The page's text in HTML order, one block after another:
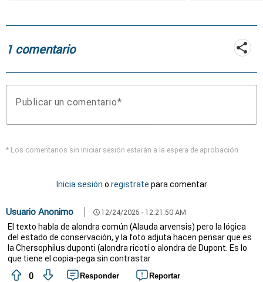
1 comentario
Publicar un comentario
* Los comentarios sin iniciar sesión estarán a la espera de aprobación
Inicia sesión o registrate para comentar
Usuario Anonimo schedule 12/24/2025 - 12:21:50 AM
El texto habla de alondra común (Alauda arvensis) pero la lógica
del estado de conservación, y la foto adjuta hacen pensar que es
la Chersophilus duponti (alondra ricotí o alondra de Dupont. Es lo
que tiene el copia-pega sin contrastar
0
Responder Reportar